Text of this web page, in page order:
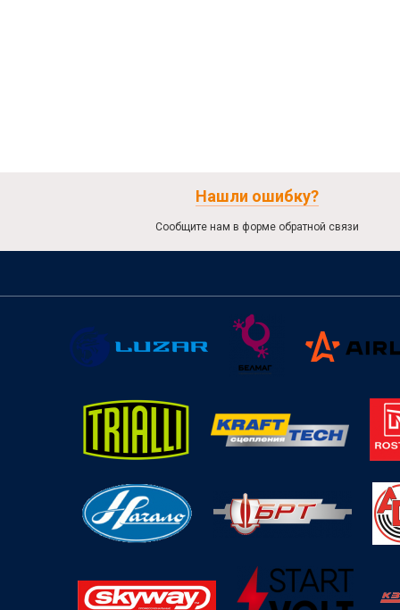
Нашли ошибку?
Сообщите нам в форме обратной связи